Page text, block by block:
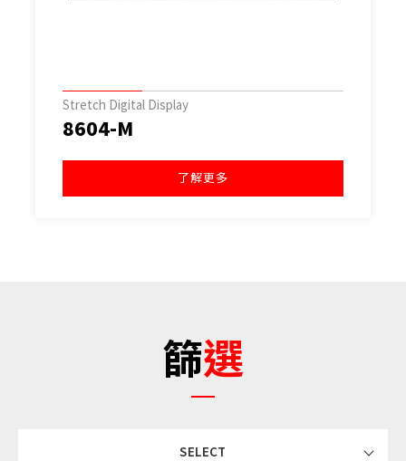
Stretch Digital Display
8604-M
了解更多
篩選
SELECT